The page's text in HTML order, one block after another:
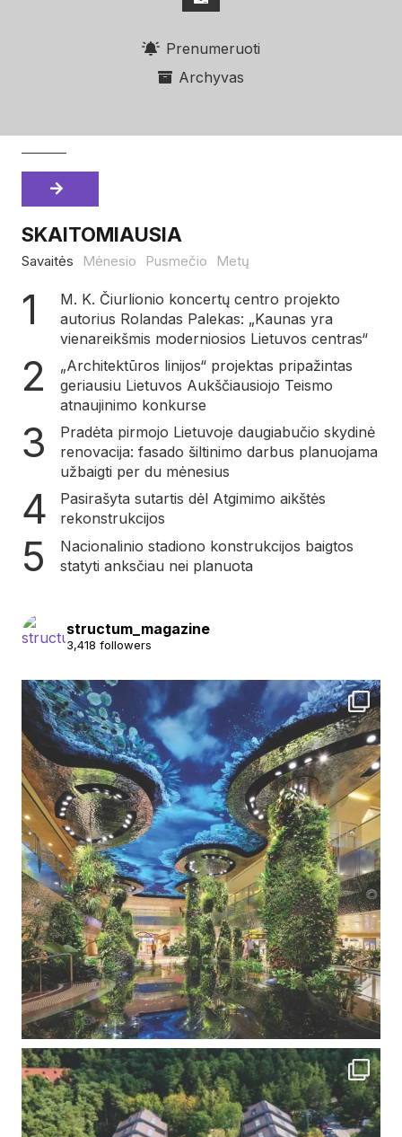
Prenumeruoti
Archyvas
SKAITOMIAUSIA
Savaitės Mėnesio Pusmečio Metų
M. K. Čiurlionio koncertų centro projekto
autorius Rolandas Palekas: „Kaunas yra
vienareikšmis moderniosios Lietuvos centras“
„Architektūros linijos“ projektas pripažintas
geriausiu Lietuvos Aukščiausiojo Teismo
atnaujinimo konkurse
Pradėta pirmojo Lietuvoje daugiabučio skydinė
renovacija: fasado šiltinimo darbus planuojama
užbaigti per du mėnesius
Pasirašyta sutartis dėl Atgimimo aikštės
rekonstrukcijos
Nacionalinio stadiono konstrukcijos baigtos
statyti anksčiau nei planuota
structum_magazine
3,418 followers